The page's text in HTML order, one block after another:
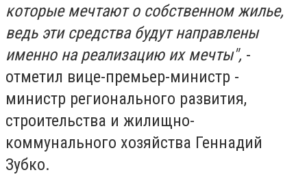
которые мечтают о собственном жилье,
ведь эти средства будут направлены
именно на реализацию их мечты", -
отметил вице-премьер-министр -
министр регионального развития,
строительства и жилищно-
коммунального хозяйства Геннадий
Зубко.